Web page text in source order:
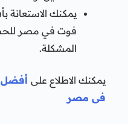
يمكنك الاستعانة
فوت في مصر
المشكلة.
يمكنك الاطلاع علىأفضل
فى مصر